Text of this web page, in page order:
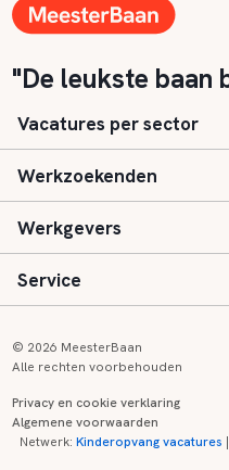
"De leukste baan
Vacatures per sector
Basisonderwijs
Speciaal (basis) onderwijs
Voortgezet onderwijs
Kinderopvang
Werkzoekenden
Aanmelden
Vacatures
Zij-instroom informatie
Werkgevers
Inloggen
Registreren
Service
Onderwijs links
© 2026 MeesterBaan
Alle rechten voorbehouden
Privacy en cookie verklaring
Algemene voorwaarden
Netwerk:Kinderopvang vacatures |